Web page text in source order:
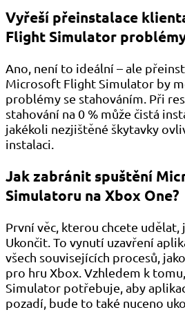
Vyřeší přeinstalace
Flight Simulator
Ano, není to ideální – ale
Microsoft Flight Simulator by
problémy se stahováním. Při
stahování na 0 % může čistá
jakékoli nezjištěné škytavky
instalaci.
Jak zabránit spuštění
Simulatoru na Xbox One?
První věc, kterou chcete
Ukončit. To vynutí uzavření
všech souvisejících procesů,
pro hru Xbox. Vzhledem k
Simulator potřebuje, aby
pozadí, bude to také nuceno